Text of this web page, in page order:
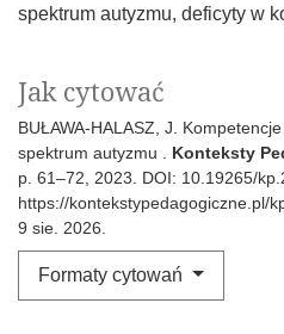
spektrum autyzmu deficyty w
Jak cytować
BUŁAWA-HALASZ, J.
spektrum autyzmu . Konteksty
p. 61–72, 2023. DOI: 10.19265/
https://kontekstypedagogiczne.pl/
9 sie. 2026.
Formaty cytowań